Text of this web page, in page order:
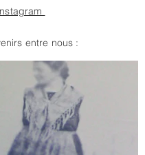
entre nous :